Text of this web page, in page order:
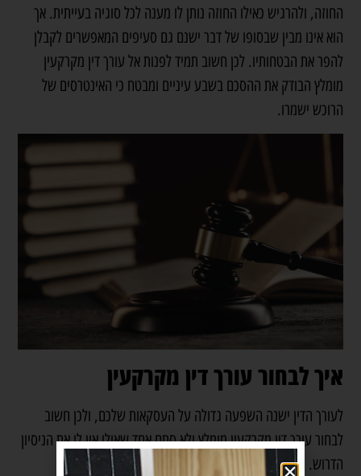
החוזה, ולהרגיש כאילו החוזה נותן לו מענה לכל סוגיה בעייתית. אך
הוא אינו מבין שבסופו של דבר ישנם גם סעיפים המאפשרים לקבלן
להפר את הבטחותיו. לכן חשוב תמיד לפנות אל עורך דין מקרקעין
מומלץ הבודק את ההסכם בשבע עיניים ומבטח כי האינטרסים של
הרוכש ישמרו.
איך לבחור עורך דין מקרקעין
לעורך הדין ישנה השפעה גדולה על העסקאות שלכם, ולכן חשוב
לבחור עורך דין מקרקעין מומלץ ולא סתם אחד שאולי אין לו את הניסיון
הדרוש.